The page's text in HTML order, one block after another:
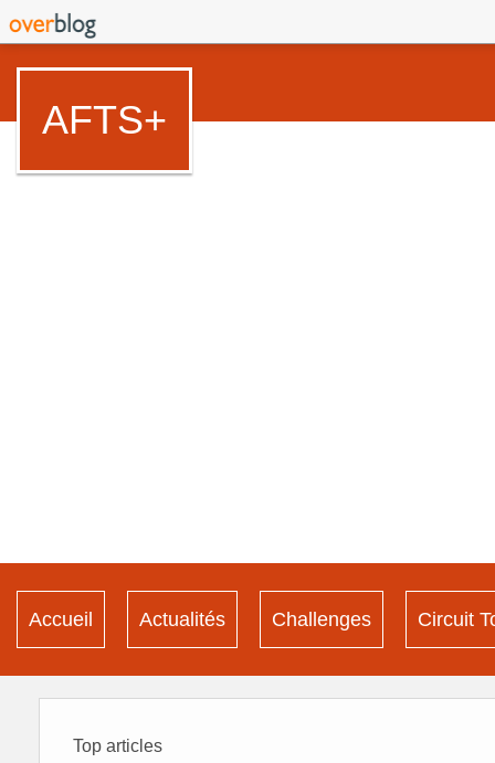
AFTS+
Accueil Actualités Challenges Circuit
Top articles